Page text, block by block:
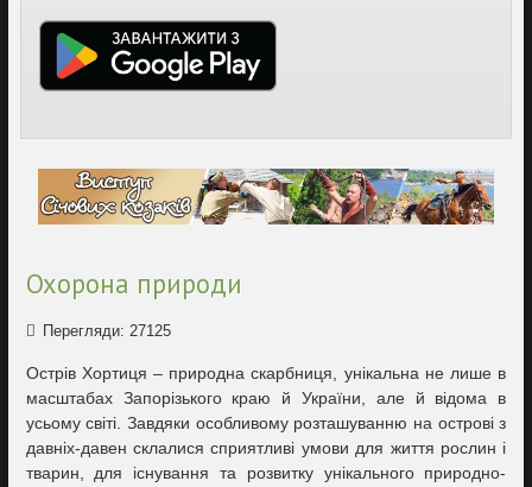
Охорона природи
Перегляди: 27125
Острів Хортиця – природна скарбниця, унікальна не лише в
масштабах Запорізького краю й України, але й відома в
усьому світі. Завдяки особливому розташуванню на острові з
давніх-давен склалися сприятливі умови для життя рослин і
тварин, для існування та розвитку унікального природно-